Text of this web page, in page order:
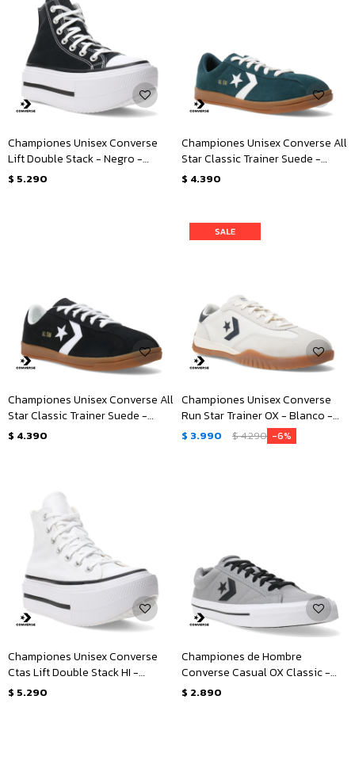
Championes Unisex Converse
Lift Double Stack - Negro -
Blanco
$ 5.290
Championes Unisex Converse All
Star Classic Trainer Suede -
Verde
$ 4.390
Championes Unisex Converse All
Star Classic Trainer Suede -
Negro
$ 4.390
Championes Unisex Converse
Run Star Trainer OX - Blanco -
Negro
$ 3.990 $4.290 6
Championes Unisex Converse
Ctas Lift Double Stack HI -
Blanco - Negro
$ 5.290
Championes de Hombre
Converse Casual OX Classic -
Gris - Negro - Blanco
$ 2.890